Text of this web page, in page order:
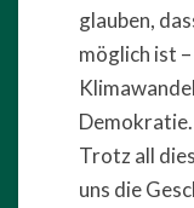
glauben,
möglich ist
Demokratie.
Trotz all
uns die